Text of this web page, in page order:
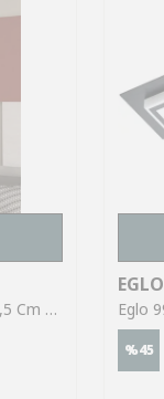
Eglo 900952 "AMANDOLO" 77,5 Cm Uzunluğunda Alüminyum, Çelik Beyaz Tavan Armatürü RGB
EGLO
%45